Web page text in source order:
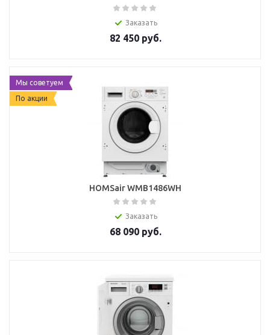
Заказать
82 450руб.
Мы советуем
По акции
HOMSair WMB1486WH
Заказать
68 090руб.